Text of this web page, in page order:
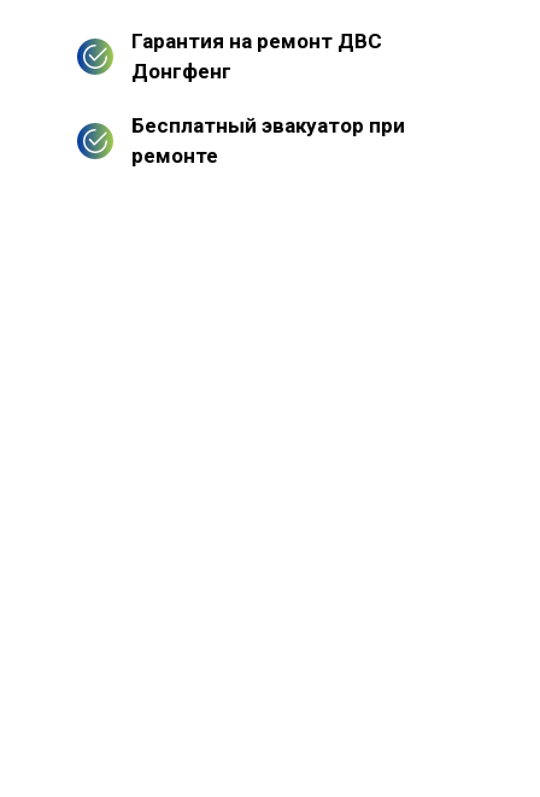
Гарантия на ремонт ДВС
Донгфенг
Бесплатный эвакуатор при
ремонте